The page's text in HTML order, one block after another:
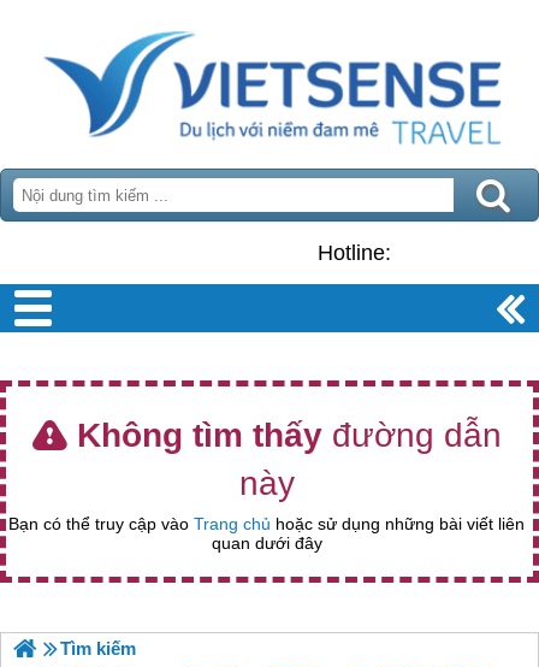
Hotline:
Không tìm thấyđường dẫn
này
Bạn có thể truy cập vàoTrang chủ hoặc sử dụng những bài viết liên
quan dưới đây
Tìm kiếm